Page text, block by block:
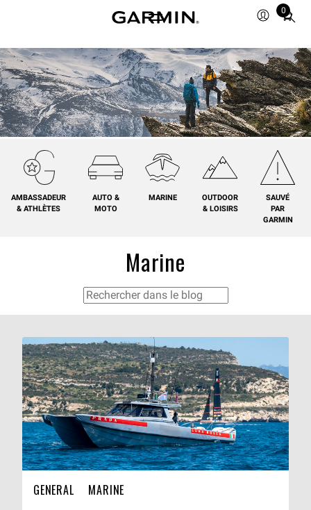
0
Total
in
cart:
0
AMBASSADEUR
& ATHLÈTES
AUTO &
MOTO
MARINE
OUTDOOR
& LOISIRS
SAUVÉ
PAR
GARMIN
Marine
GENERAL MARINE